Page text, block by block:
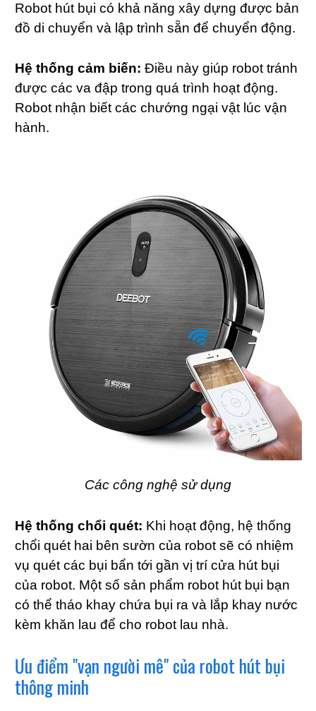
Robot hút bụi có khả năng xây dựng được bản
đồ di chuyển và lập trình sẵn để chuyển động.
Hệ thống cảm biến: Điều này giúp robot tránh
được các va đập trong quá trình hoạt động.
Robot nhận biết các chướng ngại vật lúc vận
hành.
Các công nghệ sử dụng
Hệ thống chổi quét: Khi hoạt động, hệ thống
chổi quét hai bên sườn của robot sẽ có nhiệm
vụ quét các bụi bẩn tới gần vị trí cửa hút bụi
của robot. Một số sản phẩm robot hút bụi bạn
có thể tháo khay chứa bụi ra và lắp khay nước
kèm khăn lau để cho robot lau nhà.
Ưu điểm "vạn người mê" của robot hút bụi
thông minh